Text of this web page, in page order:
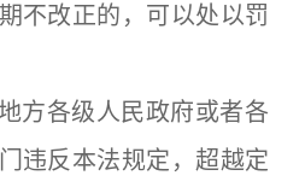
不改正的，可以处以罚
方各级人民政府或者各
违反本法规定，超越定